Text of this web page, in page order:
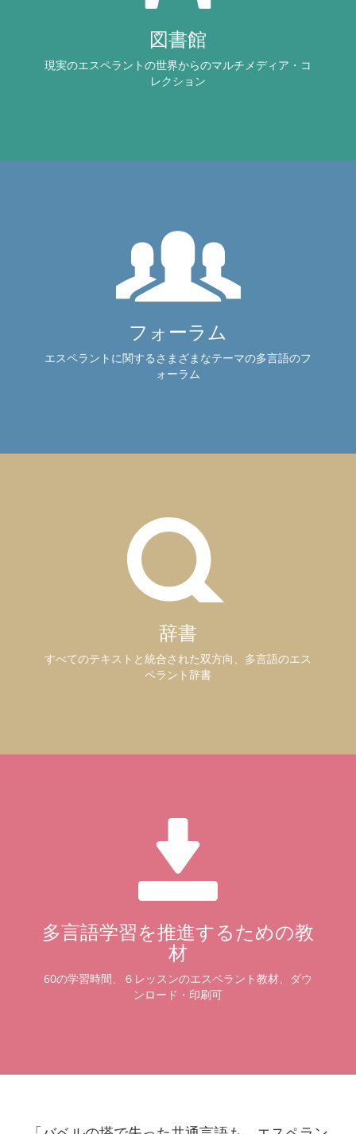
図書館
現実のエスペラントの世界からのマルチメディア・コ
レクション
フォーラム
エスペラントに関するさまざまなテーマの多言語のフ
ォーラム
辞書
すべてのテキストと統合された双方向、多言語のエス
ペラント辞書
多言語学習を推進するための教
材
60の学習時間、６レッスンのエスペラント教材、ダウ
ンロード・印刷可